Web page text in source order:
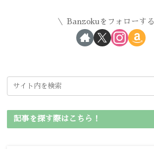
Banzokuをフォローする
記事を探す際はこちら！